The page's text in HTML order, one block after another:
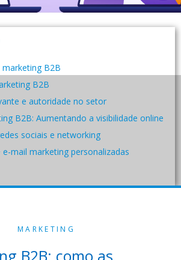
B2B
B2B
e autoridade no setor
B2B: Aumentando a visibilidade online
sociais e networking
e-mail marketing personalizadas
MARKETING
B2B: como as